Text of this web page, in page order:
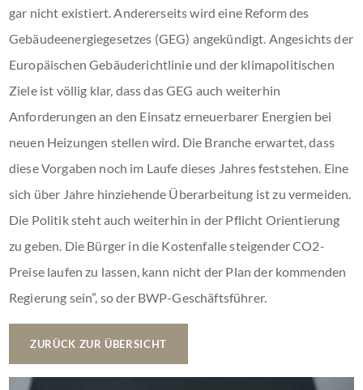
gar nicht existiert. Andererseits wird eine Reform des
Gebäudeenergiegesetzes (GEG) angekündigt. Angesichts der
Europäischen Gebäuderichtlinie und der klimapolitischen
Ziele ist völlig klar, dass das GEG auch weiterhin
Anforderungen an den Einsatz erneuerbarer Energien bei
neuen Heizungen stellen wird. Die Branche erwartet, dass
diese Vorgaben noch im Laufe dieses Jahres feststehen. Eine
sich über Jahre hinziehende Überarbeitung ist zu vermeiden.
Die Politik steht auch weiterhin in der Pflicht Orientierung
zu geben. Die Bürger in die Kostenfalle steigender CO2-
Preise laufen zu lassen, kann nicht der Plan der kommenden
Regierung sein”, so der BWP-Geschäftsführer.
ZURÜCK ZUR ÜBERSICHT